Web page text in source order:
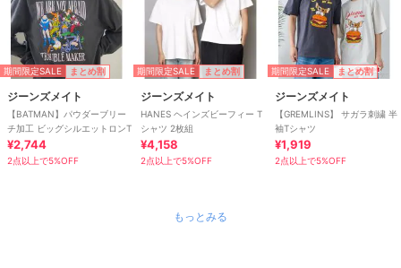
期間限定SALE まとめ割
ジーンズメイト
【BATMAN】パウダーブリー
チ加工 ビッグシルエットロンT
¥2,744
2点以上で5%OFF
期間限定SALE まとめ割
ジーンズメイト
HANES ヘインズビーフィー T
シャツ 2枚組
¥4,158
2点以上で5%OFF
期間限定SALE まとめ割
ジーンズメイト
【GREMLINS】 サガラ刺繍 半
袖Tシャツ
¥1,919
2点以上で5%OFF
もっとみる